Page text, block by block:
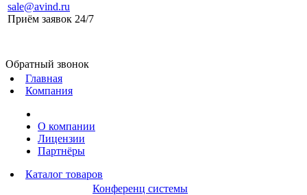
sale@avind.ru
Приём заявок 24/7
Обратный звонок
Главная
Компания
О компании
Лицензии
Партнёры
Каталог товаров
Конференц системы